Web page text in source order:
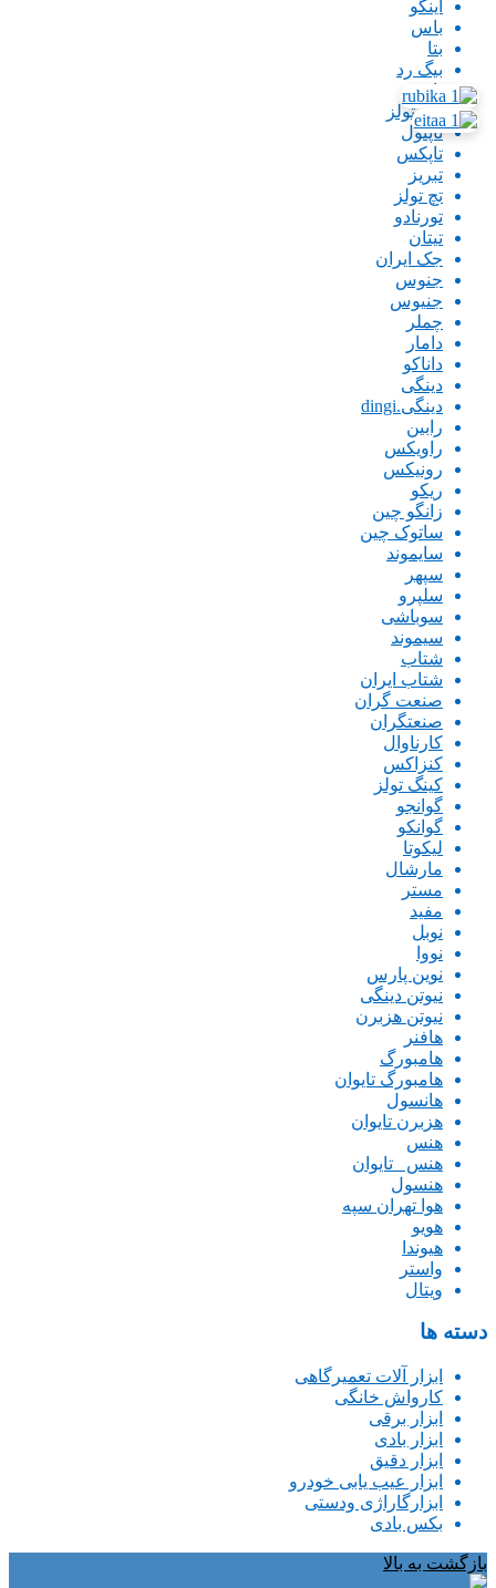
اینگو
باس
بتا
بیگ رد
پارس
پاورتولز
تاپتول
تاپکس
تبریز
تچ تولز
تورنادو
تیتان
جک ایران
جنوس
جنیوس
چملر
دامار
داناکو
دینگی
دینگی.dingi
رابین
راویکس
رونیکس
ریکو
زانگو چین
ساتوک چین
سایموند
سپهر
سلپرو
سوباشی
سیموند
شتاب
شتاب ایران
صنعت گران
صنعتگران
کارناوال
کنزاکس
کینگ تولز
گوانجو
گوانکو
لیکوتا
مارشال
مستر
مفید
نوبل
نووا
نوین پارس
نیوتن دینگی
نیوتن هزبرن
هافنر
هامبورگ
هامبورگ تایوان
هانسول
هزبرن تایوان
هنس
هنس _تایوان
هنسول
هوا تهران سپه
هویو
هیوندا
واستر
ویتال
دسته ها
ابزار آلات تعمیرگاهی
کارواش خانگی
ابزار برقی
ابزار بادی
ابزار دقیق
ابزار عیب یابی خودرو
ابزارگاراژی ودستی
بکس بادی
بازگشت به بالا